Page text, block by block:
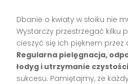
Dbanie o kwiaty w słoiku nie
Wystarczy przestrzegać kilku
cieszyć się ich pięknem przez
Regularna pielęgnacja,
łodyg i utrzymanie
sukcesu. Pamiętajmy, że